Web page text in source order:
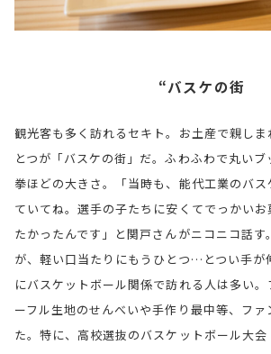
“バスケの街
観光客も多く訪れるセキト。お土産で親し
とつが「バスケの街」だ。ふわふわで丸いブ
拳ほどの大きさ。「当時も、能代工業のバス
ていてね。選手の子たちに安くてでっかいお
たかったんです」と関戸さんがニコニコ話す
が、軽い口当たりにもうひとつ…とつい手が
にバスケットボール関係で訪れる人は多い
ーフル生地のせんべいや手作り最中等、ファ
た。特に、高校選抜のバスケットボール大